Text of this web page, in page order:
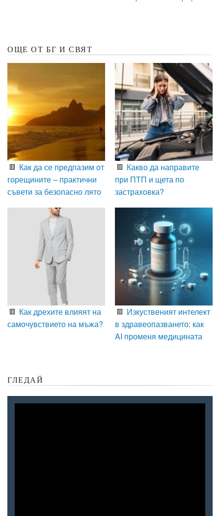
ОЩЕ ОТ БГ И СВЯТ
Как да се предпазим от
горещините – практични
съвети за безопасно лято
Какво да направите
при ПТП и щета по
застраховка?
Как дрехите влияят на
самочувствието на мъжа?
Изкуственият интелект
в здравеопазването: как
AI променя медицината
ГЛЕДАЙ